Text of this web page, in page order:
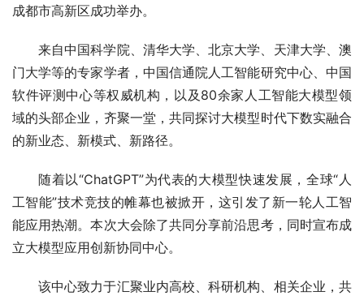
成都市高新区成功举办。
来自中国科学院、清华大学、北京大学、天津大学、澳
门大学等的专家学者，中国信通院人工智能研究中心、中国
软件评测中心等权威机构，以及80余家人工智能大模型领
域的头部企业，齐聚一堂，共同探讨大模型时代下数实融合
的新业态、新模式、新路径。
随着以“ChatGPT”为代表的大模型快速发展，全球“人
工智能”技术竞技的帷幕也被掀开，这引发了新一轮人工智
能应用热潮。本次大会除了共同分享前沿思考，同时宣布成
立大模型应用创新协同中心。
该中心致力于汇聚业内高校、科研机构、相关企业，共